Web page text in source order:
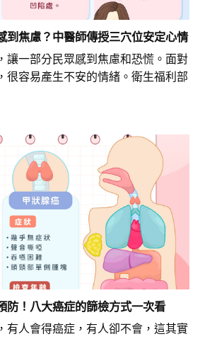
到焦慮？中醫師傳授三穴位安定心情
讓一部分民眾感到焦慮和恐慌。面對
很容易產生不安的情緒。衛生福利部
防！八大癌症的篩檢方式一次看
有人會得癌症，有人卻不會，這其實